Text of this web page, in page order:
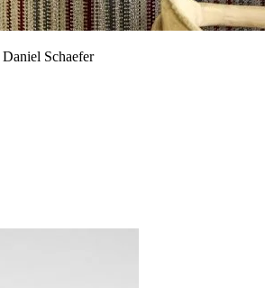
Schaefer